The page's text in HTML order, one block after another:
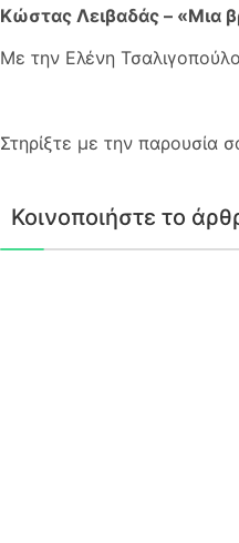
Κώστας Λειβαδάς – «Μια
Με την Ελένη
Στηρίξτε με την παρουσία
Κοινοποιήστε το